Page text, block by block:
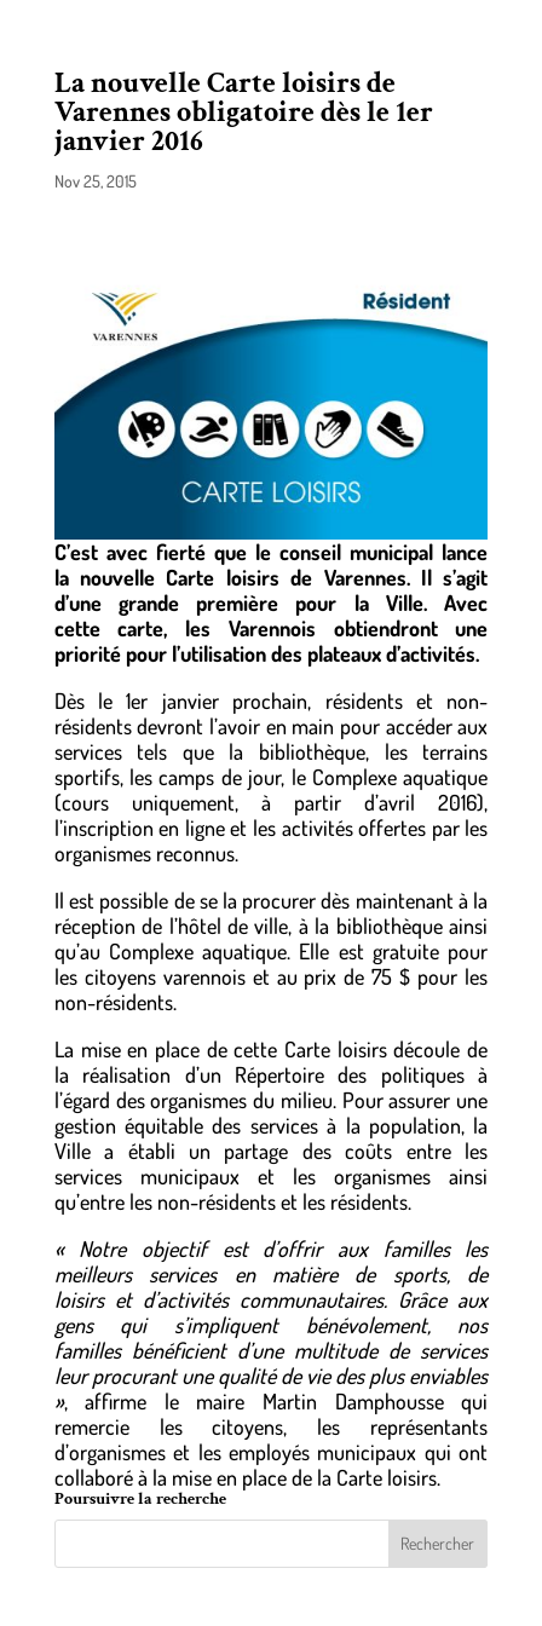
La nouvelle Carte loisirs de
Varennes obligatoire dès le 1er
janvier 2016
Nov 25, 2015
C’est avec fierté que le conseil municipal lance
la nouvelle Carte loisirs de Varennes. Il s’agit
d’une grande première pour la Ville. Avec
cette carte, les Varennois obtiendront une
priorité pour l’utilisation des plateaux d’activités.
Dès le 1er janvier prochain, résidents et non-
résidents devront l’avoir en main pour accéder aux
services tels que la bibliothèque, les terrains
sportifs, les camps de jour, le Complexe aquatique
(cours uniquement, à partir d’avril 2016),
l’inscription en ligne et les activités offertes par les
organismes reconnus.
Il est possible de se la procurer dès maintenant à la
réception de l’hôtel de ville, à la bibliothèque ainsi
qu’au Complexe aquatique. Elle est gratuite pour
les citoyens varennois et au prix de 75 $ pour les
non-résidents.
La mise en place de cette Carte loisirs découle de
la réalisation d’un Répertoire des politiques à
l’égard des organismes du milieu. Pour assurer une
gestion équitable des services à la population, la
Ville a établi un partage des coûts entre les
services municipaux et les organismes ainsi
qu’entre les non-résidents et les résidents.
« Notre objectif est d’offrir aux familles les
meilleurs services en matière de sports, de
loisirs et d’activités communautaires. Grâce aux
gens qui s’impliquent bénévolement, nos
familles bénéficient d’une multitude de services
leur procurant une qualité de vie des plus enviables
», affirme le maire Martin Damphousse qui
remercie les citoyens, les représentants
d’organismes et les employés municipaux qui ont
collaboré à la mise en place de la Carte loisirs.
Poursuivre la recherche